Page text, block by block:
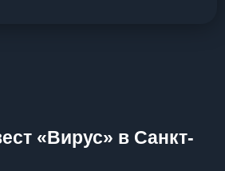
«Вирус» в Санкт-